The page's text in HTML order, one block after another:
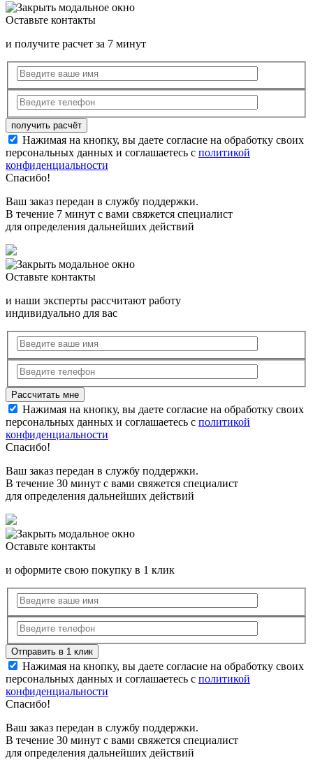
Оставьте контакты
и получите расчет за 7 минут
Нажимая на кнопку, вы даете согласие на обработку своих
персональных данных и соглашаетесь с политикой
конфиденциальности
Спасибо!
Ваш заказ передан в службу поддержки.
В течение 7 минут с вами свяжется специалист
для определения дальнейших действий
Оставьте контакты
и наши эксперты рассчитают работу
индивидуально для вас
Нажимая на кнопку, вы даете согласие на обработку своих
персональных данных и соглашаетесь с политикой
конфиденциальности
Спасибо!
Ваш заказ передан в службу поддержки.
В течение 30 минут с вами свяжется специалист
для определения дальнейших действий
Оставьте контакты
и оформите свою покупку в 1 клик
Нажимая на кнопку, вы даете согласие на обработку своих
персональных данных и соглашаетесь с политикой
конфиденциальности
Спасибо!
Ваш заказ передан в службу поддержки.
В течение 30 минут с вами свяжется специалист
для определения дальнейших действий